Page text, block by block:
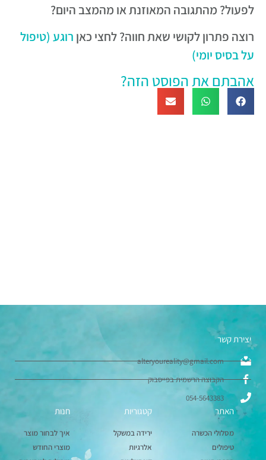
לפעול? מהתגובה המאוזנת או מהמצב היום?
רוצה פתרון לקושי שאת חווה? לחצי כאן רוגע (טיפול
על בסיס יומי)
אהבתם את הפוסט הזה?
יצירת קשר
alteryoureality@gmail.com
הקבוצה הרשמית בפייסבוק
054-5643383
האתר
מסלולי הכשרה
טיפולים
קטגוריות
ירידה במשקל
אלרגיות
חנות
איך לבחור מוצר
מוצרי החודש